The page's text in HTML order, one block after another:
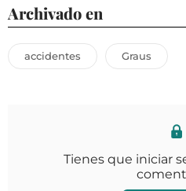
Archivado en
accidentes Graus
Tienes que iniciar